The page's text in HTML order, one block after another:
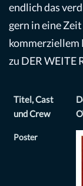
endlich das
gern in eine
kommerziellem
zu DER WEITE
Titel, Cast
und Crew
Poster